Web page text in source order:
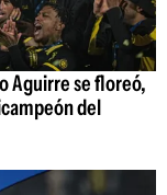
Aguirre se floreó,
del